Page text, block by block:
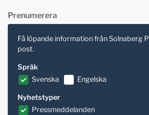
Prenumerera
Få löpande information från Solnaberg
post.
Språk
Svenska
Engelska
Nyhetstyper
Pressmeddelanden